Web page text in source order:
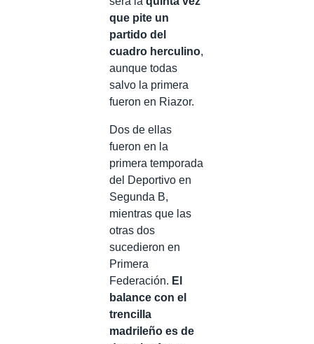
que pite un
partido del
cuadro herculino,
aunque todas
salvo la primera
fueron en Riazor.
Dos de ellas
fueron en la
primera temporada
del Deportivo en
Segunda B,
mientras que las
otras dos
sucedieron en
Primera
Federación. El
balance con el
trencilla
madrileño es de